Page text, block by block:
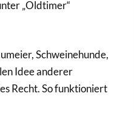
„Oldtimer“
Schweinehunde,
Idee anderer
Recht. So funktioniert